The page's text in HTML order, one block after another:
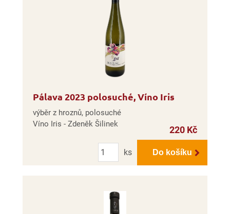
Pálava 2023 polosuché, Víno Iris
výběr z hroznů, polosuché
Víno Iris - Zdeněk Šilinek
220 Kč
Počet
ks
Do košíku